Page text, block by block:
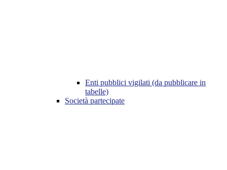
Enti pubblici vigilati (da pubblicare in
tabelle)
Società partecipate